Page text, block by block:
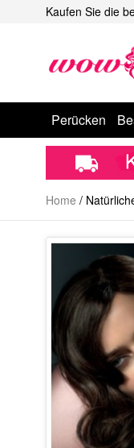
Kaufen Sie die
Perücken
Home /